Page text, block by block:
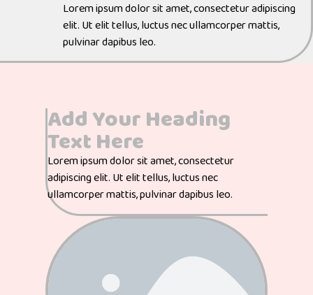
Lorem ipsum dolor sit amet, consectetur adipiscing
elit. Ut elit tellus, luctus nec ullamcorper mattis,
pulvinar dapibus leo.
Add Your Heading
Text Here
Lorem ipsum dolor sit amet, consectetur
adipiscing elit. Ut elit tellus, luctus nec
ullamcorper mattis, pulvinar dapibus leo.